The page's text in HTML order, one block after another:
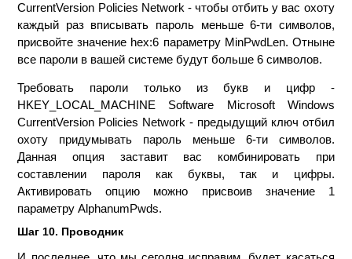
CurrentVersion Policies Network - чтобы отбить у вас охоту
каждый раз вписывать пароль меньше 6-ти символов,
присвойте значение hex:6 параметру MinPwdLen. Отныне
все пароли в вашей системе будут больше 6 символов.
Требовать пароли только из букв и цифр -
HKEY_LOCAL_MACHINE Software Microsoft Windows
CurrentVersion Policies Network - предыдущий ключ отбил
охоту придумывать пароль меньше 6-ти символов.
Данная опция заставит вас комбинировать при
составлении пароля как буквы, так и цифры.
Активировать опцию можно присвоив значение 1
параметру AlphanumPwds.
Шаг 10. Проводник